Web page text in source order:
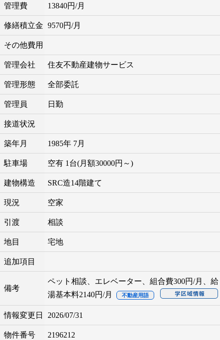
管理費 13840円/月
修繕積立金 9570円/月
その他費用
管理会社 住友不動産建物サービス
管理形態 全部委託
管理員 日勤
接道状況
築年月 1985年 7月
駐車場 空有 1台(月額30000円～)
建物構造 SRC造14階建て
現況 空家
引渡 相談
地目 宅地
追加項目
備考
ペット相談、エレベーター、組合費300円/月、給
湯基本料2140円/月
不動産用語
情報変更日 2026/07/31
物件番号 2196212